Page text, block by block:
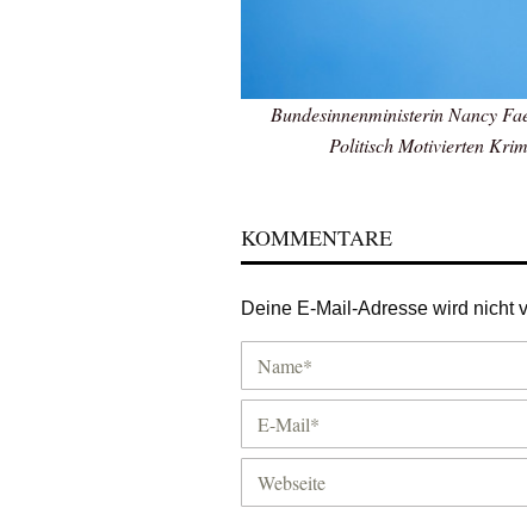
Bundesinnenministerin Nancy
Politisch Motivierten
KOMMENTARE
Deine E-Mail-Adresse wird nicht